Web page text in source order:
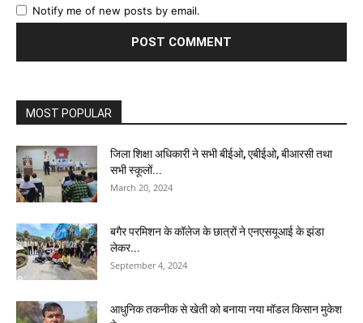
Notify me of new posts by email.
MOST POPULAR
जिला शिक्षा अधिकारी ने सभी बीईओ, एबीईओ, बीआरसी तथा
सभी स्कूलों...
March 20, 2024
बगैर परमिशन के कॉलेज के छात्रों ने एनएसयूआई के झंडा
लेकर...
September 4, 2024
आधुनिक तकनीक से खेती को बनाया नया मॉडल किसान मुकेश